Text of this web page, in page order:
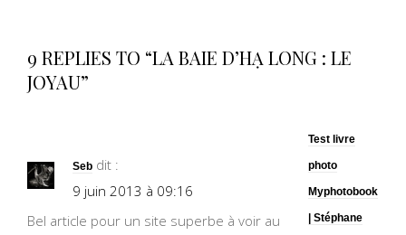
9 REPLIES TO “LA BAIE D’HẠ LONG : LE
JOYAU”
Seb dit :
9 juin 2013 à 09:16
Bel article pour un site superbe à voir au
Test livre
photo
Myphotobook
| Stéphane